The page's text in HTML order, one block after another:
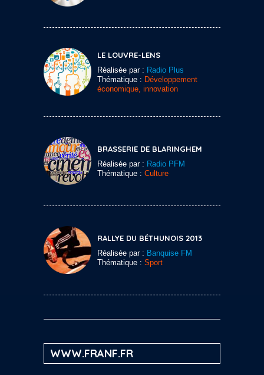
LE LOUVRE-LENS
Réalisée par : Radio Plus
Thématique : Développement
économique, innovation
BRASSERIE DE BLARINGHEM
Réalisée par : Radio PFM
Thématique : Culture
RALLYE DU BÉTHUNOIS 2013
Réalisée par : Banquise FM
Thématique : Sport
WWW.FRANF.FR